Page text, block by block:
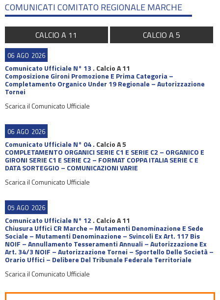
COMUNICATI COMITATO REGIONALE MARCHE
CALCIO A 11 CALCIO A 5
06 AGO 2026
Comunicato Ufficiale N° 13 . Calcio A 11
Composizione Gironi Promozione E Prima Categoria –
Completamento Organico Under 19 Regionale – Autorizzazione
Tornei
Scarica il Comunicato Ufficiale
06 AGO 2026
Comunicato Ufficiale N° 04. Calcio A 5
COMPLETAMENTO ORGANICI SERIE C1 E SERIE C2 – ORGANICO E
GIRONI SERIE C1 E SERIE C2 – FORMAT COPPA ITALIA SERIE C E
DATA SORTEGGIO – COMUNICAZIONI VARIE
Scarica il Comunicato Ufficiale
05 AGO 2026
Comunicato Ufficiale N° 12 . Calcio A 11
Chiusura Uffici CR Marche – Mutamenti Denominazione E Sede
Sociale – Mutamenti Denominazione – Svincoli Ex Art. 117 Bis
NOIF – Annullamento Tesseramenti Annuali – Autorizzazione Ex
Art. 34/3 NOIF – Autorizzazione Tornei – Sportello Delle Società –
Orario Uffici – Delibere Del Tribunale Federale Territoriale
Scarica il Comunicato Ufficiale